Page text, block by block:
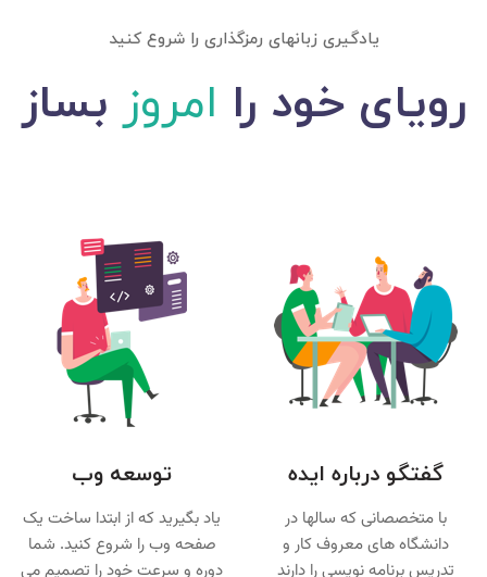
یادگیری زبانهای رمزگذاری را شروع کنید
رویای خود را امروز بساز
گفتگو درباره ایده
با متخصصانی که سالها در
دانشگاه های معروف کار و
تدریس برنامه نویسی را دارند
توسعه وب
یاد بگیرید که از ابتدا ساخت یک
صفحه وب را شروع کنید. شما
دوره و سرعت خود را تصمیم می